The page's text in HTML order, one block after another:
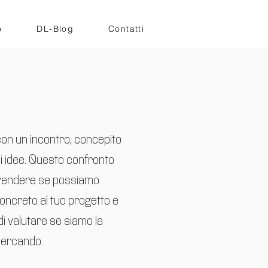
DL-Blog Contatti
un incontro, concepito
idee. Questo confronto
se possiamo
al tuo progetto e
valutare se siamo la